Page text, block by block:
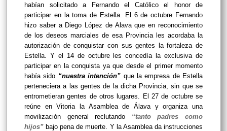
habían solicitado a Fernando el Católico el honor de
participar en la toma de Estella. El 6 de octubre Fernando
hizo saber a Diego López de Alava que en reconocimiento
de los deseos marciales de esa Provincia les acordaba la
autorización de conquistar con sus gentes la fortaleza de
Estella. Y el 14 de octubre les concedía la exclusiva de
participar en la conquista ya que desde el primer momento
había sido “nuestra intención” que la empresa de Estella
perteneciera a las gentes de la dicha Provincia, sin que se
entrometieran gentes de otros lugares. El 27 de octubre se
reúne en Vitoria la Asamblea de Álava y organiza una
movilización general reclutando “tanto padres como
hijos”bajo pena de muerte. Y la Asamblea da instrucciones